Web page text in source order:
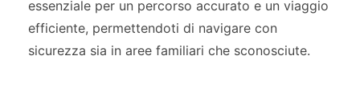
essenziale per un percorso accurato e un viaggio
efficiente, permettendoti di navigare con
sicurezza sia in aree familiari che sconosciute.